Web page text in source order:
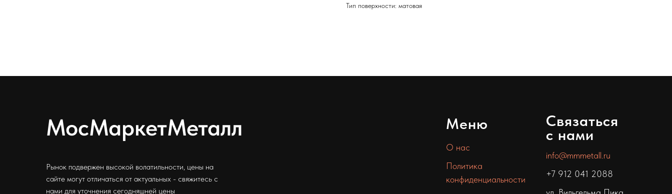
Тип поверхности: матовая
МосМаркетМеталл
Рынок подвержен высокой волатильности, цены на
сайте могут отличаться от актуальных - свяжитесь с
нами для уточнения сегодняшней цены
Меню
О нас
Политика
конфиденциальности
Связаться
с нами
info@mmmetall.ru
+7 912 041 2088